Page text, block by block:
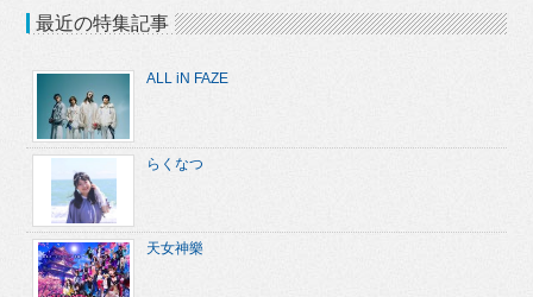
最近の特集記事
ALL iN FAZE
らくなつ
天女神樂